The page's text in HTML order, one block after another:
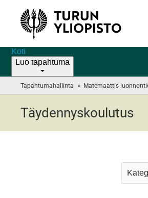
Koti
Luo tapahtuma
Tapahtumahallinta » Matemaattis-
Täydennyskoulutus